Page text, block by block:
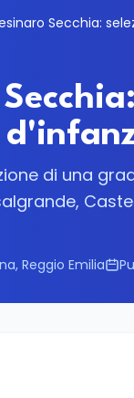
di una
Reggio Emilia